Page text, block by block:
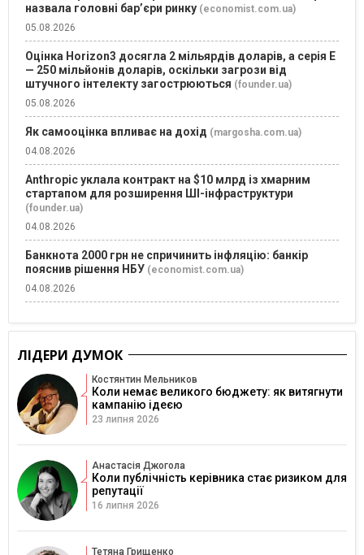
назвала головні бар’єри ринку (economist.com.ua)
05.08.2026
Оцінка Horizon3 досягла 2 мільярдів доларів, а серія E
— 250 мільйонів доларів, оскільки загрози від
штучного інтелекту загострюються (founder.ua)
05.08.2026
Як самооцінка впливає на дохід (margosha.com.ua)
04.08.2026
Anthropic уклала контракт на $10 млрд із хмарним
стартапом для розширення ШІ-інфраструктури
(founder.ua)
04.08.2026
Банкнота 2000 грн не спричинить інфляцію: банкір
пояснив рішення НБУ (economist.com.ua)
04.08.2026
ЛІДЕРИ ДУМОК
Костянтин Мельников
Коли немає великого бюджету: як витягнути
кампанію ідеєю
23 липня 2026
Анастасія Джогола
Коли публічність керівника стає ризиком для
репутації
16 липня 2026
Тетяна Грищенко